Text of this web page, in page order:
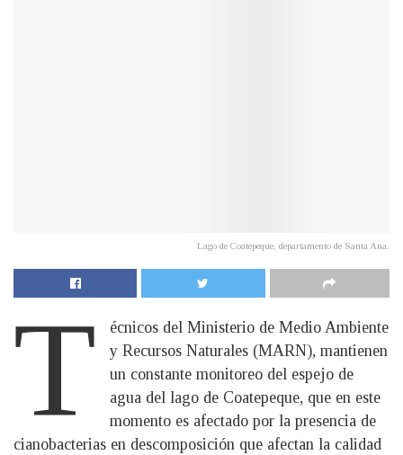
Lago de Coatepeque, departamento de Santa Ana.
T
écnicos del Ministerio de Medio Ambiente
y Recursos Naturales (MARN), mantienen
un constante monitoreo del espejo de
agua del lago de Coatepeque, que en este
momento es afectado por la presencia de
cianobacterias en descomposición que afectan la calidad